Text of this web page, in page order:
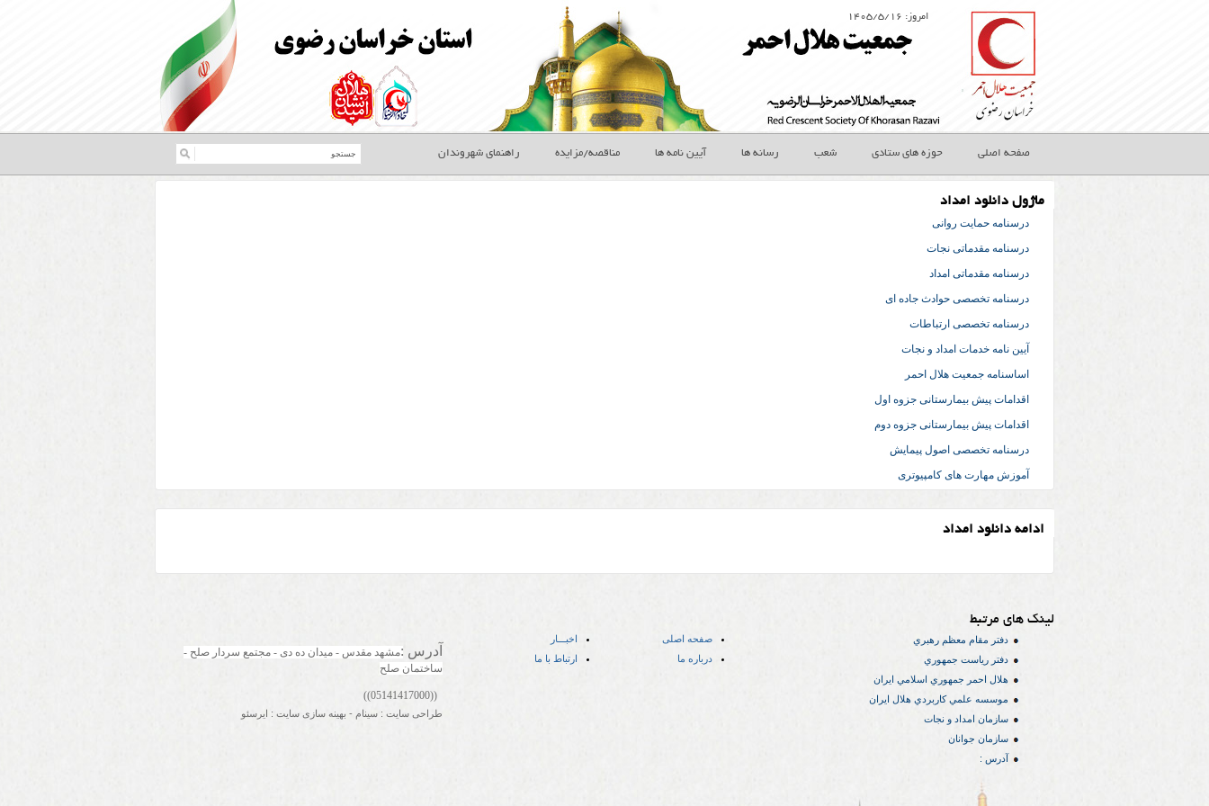
امروز: ۱۴۰۵/۵/۱۶
صفحه اصلی حوزه های ستادی شعب رسانه ها آیین نامه ها مناقصه/مزایده راهنمای شهروندان
ماژول دانلود امداد
درسنامه حمایت روانی
درسنامه مقدماتی نجات
درسنامه مقدماتی امداد
درسنامه تخصصی حوادث جاده ای
درسنامه تخصصی ارتباطات
آیین نامه خدمات امداد و نجات
اساسنامه جمعیت هلال احمر
اقدامات پیش بیمارستانی جزوه اول
اقدامات پیش بیمارستانی جزوه دوم
درسنامه تخصصی اصول پیمایش
آموزش مهارت های کامپیوتری
ادامه دانلود امداد
لینک های مرتبط
دفتر مقام معظم رهبري
دفتر رياست جمهوري
هلال احمر جمهوري اسلامي ايران
موسسه علمي كاربردي هلال ایران
سازمان امداد و نجات
سازمان جوانان
آدرس :
صفحه اصلی
اخبـــار
درباره ما
ارتباط با ما آدرس :
ساختمان صلح
((05141417000))
طراحی سایت : سینام - بهینه سازی سایت : ایرسئو